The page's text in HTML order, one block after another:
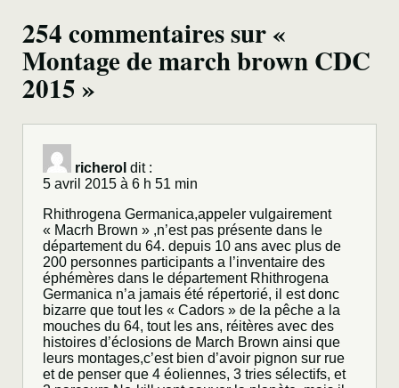
254 commentaires sur «
Montage de march brown CDC
2015 »
richerol dit :
5 avril 2015 à 6 h 51 min
Rhithrogena Germanica,appeler vulgairement
« Macrh Brown » ,n’est pas présente dans le
département du 64. depuis 10 ans avec plus de
200 personnes participants a l’inventaire des
éphémères dans le département Rhithrogena
Germanica n’a jamais été répertorié, il est donc
bizarre que tout les « Cadors » de la pêche a la
mouches du 64, tout les ans, réitères avec des
histoires d’éclosions de March Brown ainsi que
leurs montages,c’est bien d’avoir pignon sur rue
et de penser que 4 éoliennes, 3 tries sélectifs, et